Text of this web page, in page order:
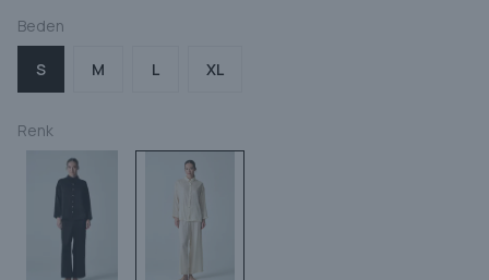
Beden
S M L XL
Renk